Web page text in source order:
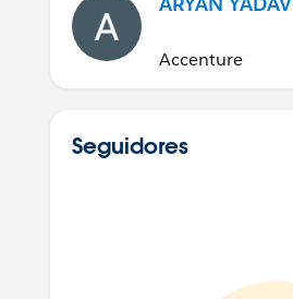
Accenture
Seguidores